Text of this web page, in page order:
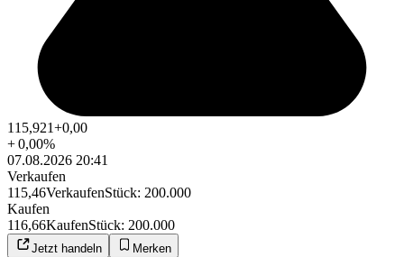
115,921+0,00
+0,00%
07.08.2026 20:41
Verkaufen
115,46VerkaufenStück: 200.000
Kaufen
116,66KaufenStück: 200.000
Jetzt handeln Merken